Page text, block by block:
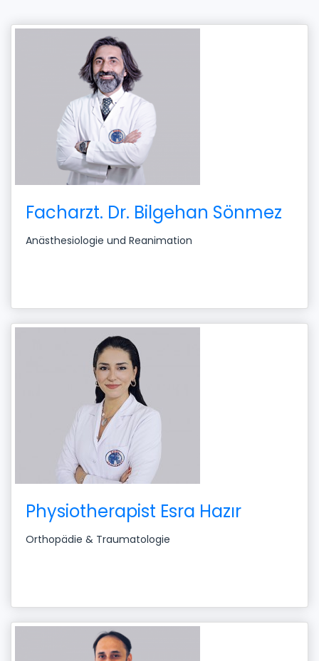
Facharzt. Dr. Bilgehan Sönmez
Anästhesiologie und Reanimation
Physiotherapist Esra Hazır
Orthopädie & Traumatologie